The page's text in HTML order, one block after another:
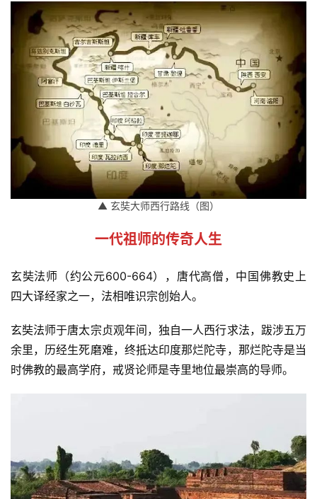
▲ 玄奘大师西行路线（图）
一代祖师的传奇人生
玄奘法师（约公元600-664），唐代高僧，中国佛教史上
四大译经家之一，法相唯识宗创始人。
玄奘法师于唐太宗贞观年间，独自一人西行求法，跋涉五万
余里，历经生死磨难，终抵达印度那烂陀寺，那烂陀寺是当
时佛教的最高学府，戒贤论师是寺里地位最崇高的导师。